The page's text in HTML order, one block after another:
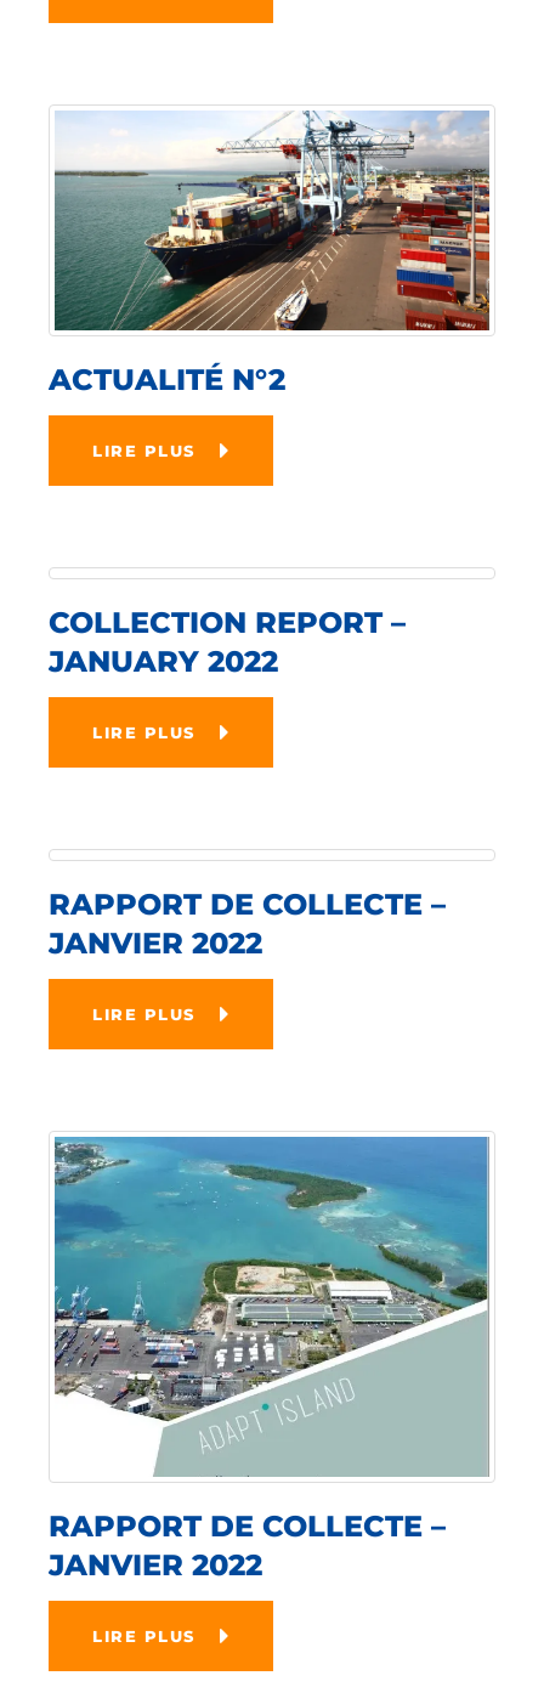
ACTUALITÉ N°2
LIRE PLUS
COLLECTION REPORT –
JANUARY 2022
LIRE PLUS
RAPPORT DE COLLECTE –
JANVIER 2022
LIRE PLUS
RAPPORT DE COLLECTE –
JANVIER 2022
LIRE PLUS